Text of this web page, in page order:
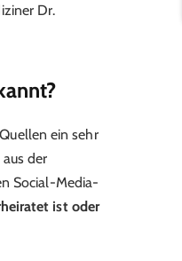
Dr.
ein sehr
der
Social-Media-
ist oder